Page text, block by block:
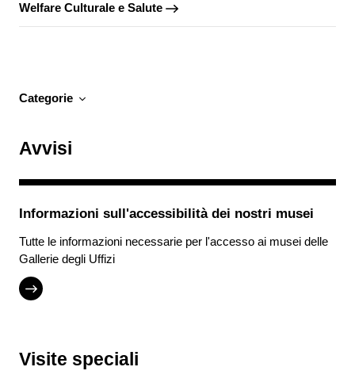
Welfare Culturale e Salute
Categorie
Cecità e Ipovisione
Sordità e Ipoacusia
Tutti
Avvisi
Informazioni sull'accessibilità dei nostri musei
Tutte le informazioni necessarie per l'accesso ai musei delle
Gallerie degli Uffizi
Visite speciali